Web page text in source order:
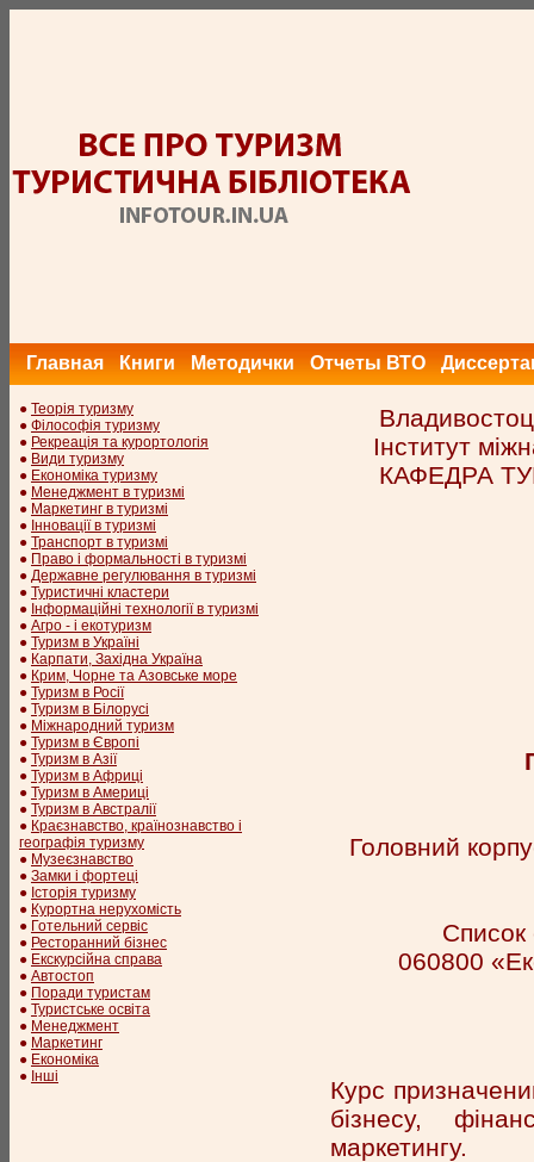
Главная Книги Методички Отчеты ВТО
● Теорія туризму
● Філософія туризму
● Рекреація та курортологія
● Види туризму
● Економіка туризму
● Менеджмент в туризмі
● Маркетинг в туризмі
● Інновації в туризмі
● Транспорт в туризмі
● Право і формальності в туризмі
● Державне регулювання в туризмі
● Туристичні кластери
● Інформаційні технології в туризмі
● Агро - і екотуризм
● Туризм в Україні
● Карпати, Західна Україна
● Крим, Чорне та Азовське море
● Туризм в Росії
● Туризм в Білорусі
● Міжнародний туризм
● Туризм в Європі
● Туризм в Азії
● Туризм в Африці
● Туризм в Америці
● Туризм в Австралії
● Краєзнавство, країнознавство і
географія туризму
● Музеєзнавство
● Замки і фортеці
● Історія туризму
● Курортна нерухомість
● Готельний сервіс
● Ресторанний бізнес
● Екскурсійна справа
● Автостоп
● Поради туристам
● Туристське освіта
● Менеджмент
● Маркетинг
● Економіка
● Інші
Інститут
КАФЕДРА
Головний
Список
060800
Курс
бізнесу,
маркетингу.